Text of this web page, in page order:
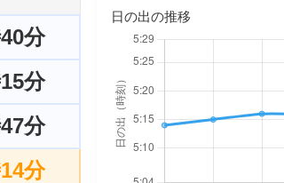
分
分
分
分
日の出の推移